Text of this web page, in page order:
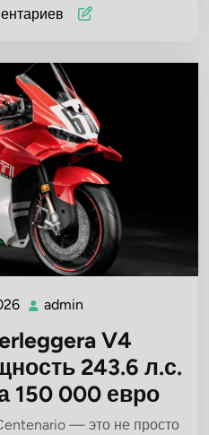
07.04.2026
admin
V4
243.6 л.с.
150 000 евро
— это не просто